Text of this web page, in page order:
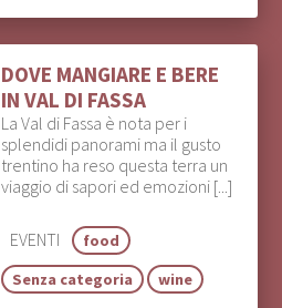
DOVE MANGIARE E BERE
IN VAL DI FASSA
La Val di Fassa è nota per i
splendidi panorami ma il gusto
trentino ha reso questa terra un
viaggio di sapori ed emozioni [...]
EVENTI
food
Senza categoria
wine